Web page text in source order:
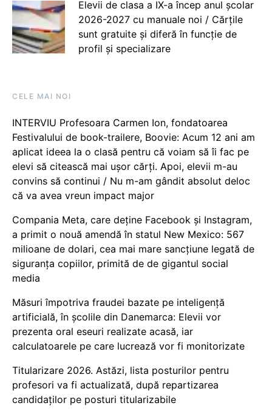
Elevii de clasa a IX-a încep anul școlar
2026-2027 cu manuale noi / Cărțile
sunt gratuite și diferă în funcție de
profil și specializare
CELE MAI NOI
INTERVIU Profesoara Carmen Ion, fondatoarea
Festivalului de book-trailere, Boovie: Acum 12 ani am
aplicat ideea la o clasă pentru că voiam să îi fac pe
elevi să citească mai ușor cărți. Apoi, elevii m-au
convins să continui / Nu m-am gândit absolut deloc
că va avea vreun impact major
Compania Meta, care deține Facebook și Instagram,
a primit o nouă amendă în statul New Mexico: 567
milioane de dolari, cea mai mare sancțiune legată de
siguranța copiilor, primită de de gigantul social
media
Măsuri împotriva fraudei bazate pe inteligență
artificială, în școlile din Danemarca: Elevii vor
prezenta oral eseuri realizate acasă, iar
calculatoarele pe care lucrează vor fi monitorizate
Titularizare 2026. Astăzi, lista posturilor pentru
profesori va fi actualizată, după repartizarea
candidaților pe posturi titularizabile